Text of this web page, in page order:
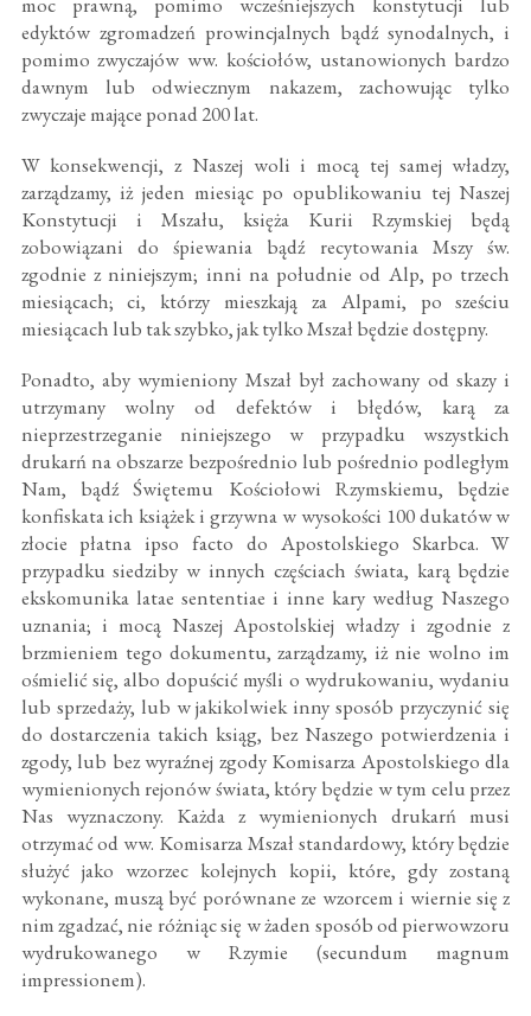
edyktów zgromadzeń prowincjalnych bądź synodalnych, i
pomimo zwyczajów ww. kościołów, ustanowionych bardzo
dawnym lub odwiecznym nakazem, zachowując tylko
zwyczaje mające ponad 200 lat.
W konsekwencji, z Naszej woli i mocą tej samej władzy,
zarządzamy, iż jeden miesiąc po opublikowaniu tej Naszej
Konstytucji i Mszału, księża Kurii Rzymskiej będą
zobowiązani do śpiewania bądź recytowania Mszy św.
zgodnie z niniejszym; inni na południe od Alp, po trzech
miesiącach; ci, którzy mieszkają za Alpami, po sześciu
miesiącach lub tak szybko, jak tylko Mszał będzie dostępny.
Ponadto, aby wymieniony Mszał był zachowany od skazy i
utrzymany wolny od defektów i błędów, karą za
nieprzestrzeganie niniejszego w przypadku wszystkich
drukarń na obszarze bezpośrednio lub pośrednio podległym
Nam, bądź Świętemu Kościołowi Rzymskiemu, będzie
konfiskata ich książek i grzywna w wysokości 100 dukatów w
złocie płatna ipso facto do Apostolskiego Skarbca. W
przypadku siedziby w innych częściach świata, karą będzie
ekskomunika latae sententiae i inne kary według Naszego
uznania; i mocą Naszej Apostolskiej władzy i zgodnie z
brzmieniem tego dokumentu, zarządzamy, iż nie wolno im
ośmielić się, albo dopuścić myśli o wydrukowaniu, wydaniu
lub sprzedaży, lub w jakikolwiek inny sposób przyczynić się
do dostarczenia takich ksiąg, bez Naszego potwierdzenia i
zgody, lub bez wyraźnej zgody Komisarza Apostolskiego dla
wymienionych rejonów świata, który będzie w tym celu przez
Nas wyznaczony. Każda z wymienionych drukarń musi
otrzymać od ww. Komisarza Mszał standardowy, który będzie
służyć jako wzorzec kolejnych kopii, które, gdy zostaną
wykonane, muszą być porównane ze wzorcem i wiernie się z
nim zgadzać, nie różniąc się w żaden sposób od pierwowzoru
wydrukowanego w Rzymie (secundum magnum
impressionem).